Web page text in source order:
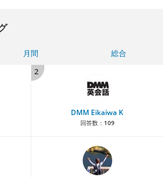
月間
総合
2
DMM Eikaiwa K
回答数： 109